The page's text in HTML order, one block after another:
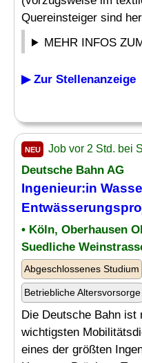
Quereinsteiger sind
MEHR INFOS
▶ Zur Stellenanzeige
NEU Job vor 2 Std. bei
Deutsche Bahn AG
Ingenieur:in
• Köln, Oberhausen
Suedliche
Abgeschlossenes Studium
Betriebliche Altersvorsorge
Die Deutsche Bahn ist
wichtigsten
eines der größten